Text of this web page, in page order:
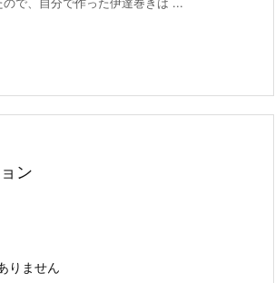
ので、自分で作った伊達巻きは ...
ン
りません